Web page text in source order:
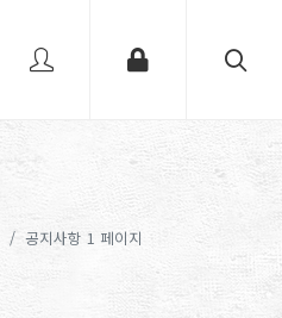
공지사항 1 페이지